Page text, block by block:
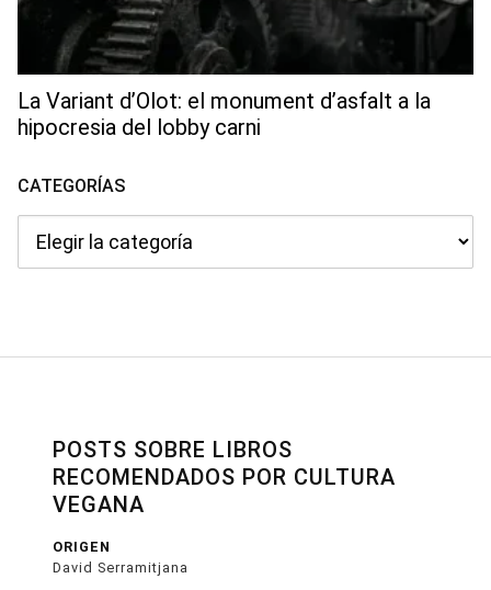
La Variant d’Olot: el monument d’asfalt a la
hipocresia del lobby carni
CATEGORÍAS
POSTS SOBRE LIBROS
RECOMENDADOS POR CULTURA
VEGANA
ORIGEN
David Serramitjana